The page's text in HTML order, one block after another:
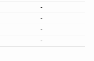
-
-
-
-